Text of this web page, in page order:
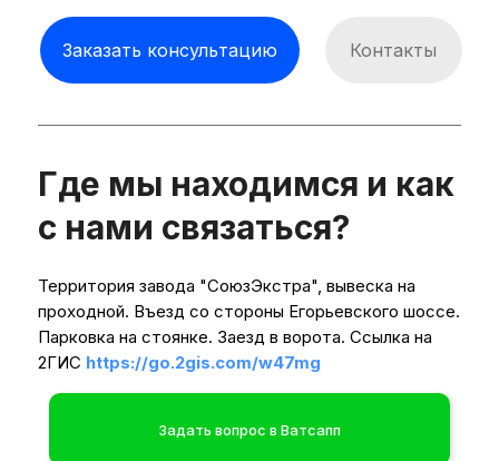
Заказать консультацию Контакты
Территория завода "СоюзЭкстра", вывеска на
проходной. Въезд со стороны Егорьевского шоссе.
Парковка на стоянке. Заезд в ворота. Ссылка на
2ГИС https://go.2gis.com/w47mg
Где мы находимся и как
с нами связаться?
Задать вопрос в Ватсапп